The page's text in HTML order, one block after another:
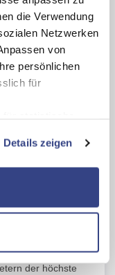
die Verwendung
Netzwerken
von
persönlichen
für
von Drittanbietern
Übermittlungen
Sie der
unseren
Details zeigen
Schweiz. Der
der Welt, die Reise
Das
Boden liegt.
(4049 m) in
trägt.
Glacier Express
der höchste